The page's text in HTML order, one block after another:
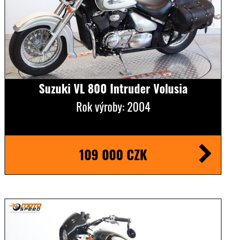
Suzuki VL 800 Intruder Volusia
Rok výroby: 2004
109 000 CZK